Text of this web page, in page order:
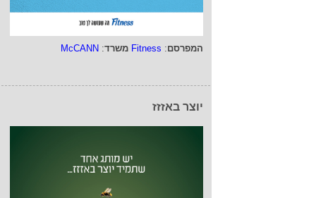
המפרסם:
Fitness משרד:
McCANN
יוצר באזזז